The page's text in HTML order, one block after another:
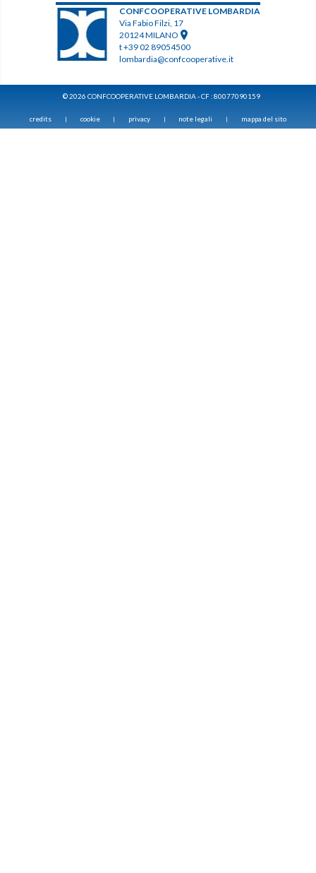
CONFCOOPERATIVE LOMBARDIA
Via Fabio Filzi, 17
20124 MILANO
t +39 02 89054500
lombardia@confcooperative.it
© 2026 CONFCOOPERATIVE LOMBARDIA - CF : 80077090159
credits | cookie | privacy | note legali | mappa del sito